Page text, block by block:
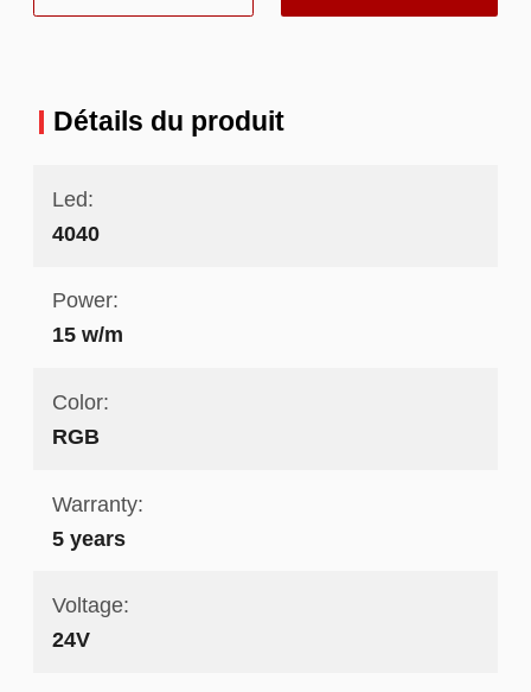
Détails du produit
Led:
4040
Power:
15 w/m
Color:
RGB
Warranty:
5 years
Voltage:
24V